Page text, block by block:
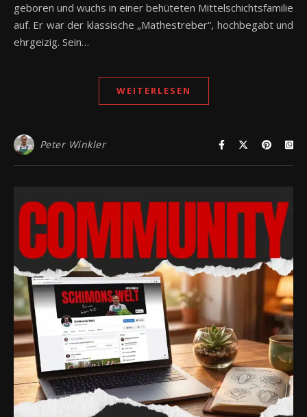
geboren und wuchs in einer behüteten Mittelschichtsfamilie
auf. Er war der klassische „Mathestreber“, hochbegabt und
ehrgeizig. Sein…
WEITERLESEN
Peter Winkler